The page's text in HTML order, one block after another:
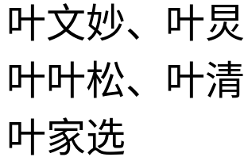
叶文妙、叶炅
叶叶松、叶清
叶家选